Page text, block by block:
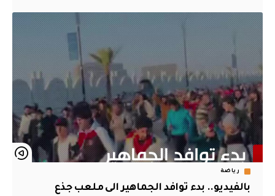
رياضة
بالفيديو.. بدء توافد الجماهير الى ملعب جذع